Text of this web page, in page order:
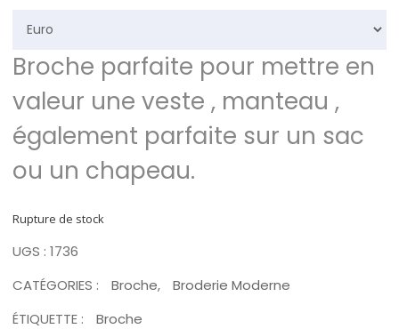
Broche parfaite pour mettre en
valeur une veste , manteau ,
également parfaite sur un sac
ou un chapeau.
Rupture de stock
UGS : 1736
CATÉGORIES :
Broche,
Broderie Moderne
ÉTIQUETTE :
Broche